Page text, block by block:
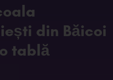
din Băicoi
tablă